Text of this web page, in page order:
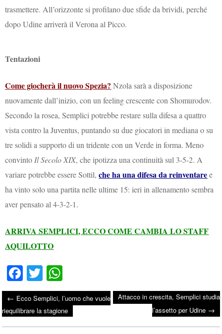
trasmettere. All’orizzonte si profilano due sfide da brividi, perché
dopo Udine arriverà il Verona al Picco.
Tentazioni
Come giocherà il nuovo Spezia? Nzola sarà a disposizione
nuovamente dall’inizio, con un feeling crescente con Shomurodov.
Secondo la rosea, Semplici potrebbe restare sulla difesa a quattro
vista contro la Juventus, puntando su due giocatori in mediana o su
tre solidi a supporto di un tridente con un Verde in forma. Meno
convinto Il Secolo XIX, che ipotizza una continuità sul 3-5-2. A
variare potrebbe essere Sottil,che ha una difesa da reinventaree
ha vinto solo una partita nelle ultime 15: ieri in allenamento sembra
aver pensato al 4-3-2-1.
ARRIVA SEMPLICI, ECCO COME CAMBIA LO STAFF
AQUILOTTO
Fa
ce
bo
ok
T
wi
tte
r
ha
ts
A
Post navigation
← Ecco Semplici, l’uomo che vuole
riequilibrare la stagione
Attacco in crescita, Semplici studia
l’assetto per Udine →